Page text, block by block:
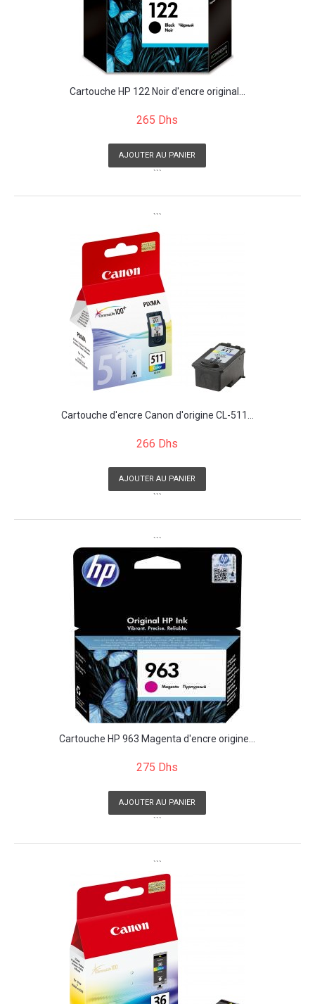
Cartouche HP 122 Noir d'encre original...
265 Dhs
AJOUTER AU PANIER
```
```
Cartouche d'encre Canon d'origine CL-511...
266 Dhs
AJOUTER AU PANIER
```
```
Cartouche HP 963 Magenta d'encre origine...
275 Dhs
AJOUTER AU PANIER
```
```